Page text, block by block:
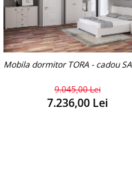
Mobila dormitor TORA - cadou
9.045,00 Lei
7.236,00 Lei